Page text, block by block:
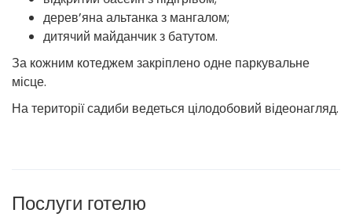
дерев’яна альтанка з мангалом;
дитячий майданчик з батутом.
За кожним котеджем закріплено одне паркувальне
місце.
На території садиби ведеться цілодобовий відеонагляд.
Послуги готелю